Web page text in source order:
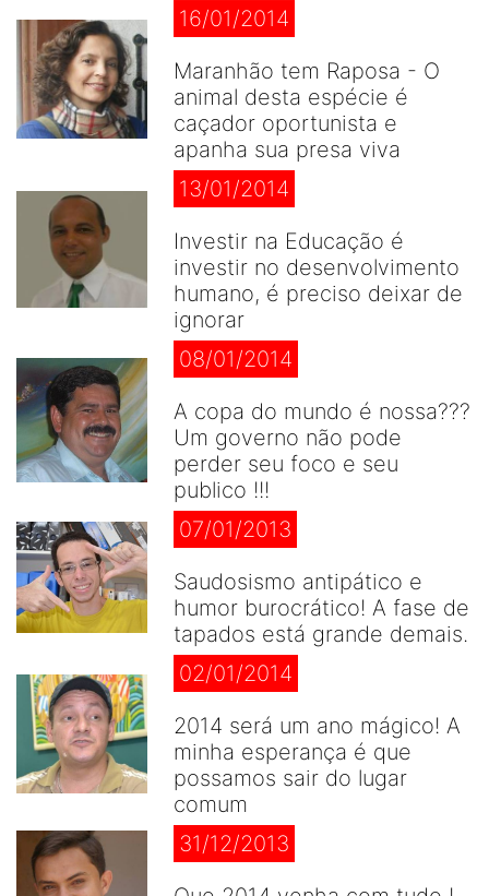
16/01/2014
Maranhão tem Raposa - O
animal desta espécie é
caçador oportunista e
apanha sua presa viva
13/01/2014
Investir na Educação é
investir no desenvolvimento
humano, é preciso deixar de
ignorar
08/01/2014
A copa do mundo é nossa???
Um governo não pode
perder seu foco e seu
publico !!!
07/01/2013
Saudosismo antipático e
humor burocrático! A fase de
tapados está grande demais.
02/01/2014
2014 será um ano mágico! A
minha esperança é que
possamos sair do lugar
comum
31/12/2013